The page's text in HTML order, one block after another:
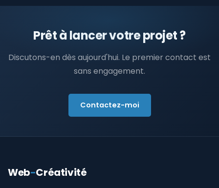
Prêt à lancer votre projet ?
Discutons-en dès aujourd'hui. Le premier contact est
sans engagement.
Contactez-moi
Web-Créativité